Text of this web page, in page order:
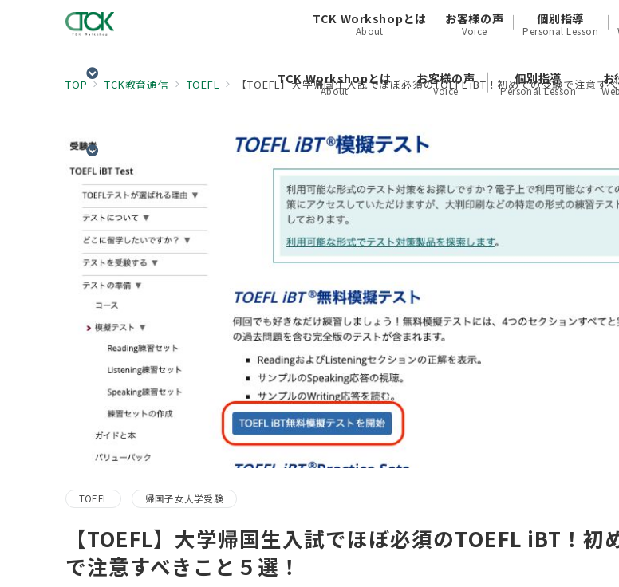
TCK Workshopとは
About
お客様の声
Voice
個別指導
Personal Lesson
お
TCK Workshopとは
About
お客様の声
Voice
個別指導
Personal Lesson
TOP TCK教育通信 TOEFL 【TOEFL】大学帰国生入試でほぼ必須のTOEFL iBT！初めての受験で注意すべ
TOEFL 帰国子女大学受験
【TOEFL】大学帰国生入試でほぼ必須のTOEFL iBT！初
で注意すべきこと５選！